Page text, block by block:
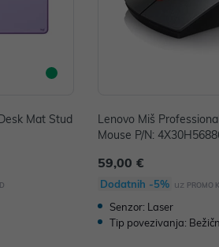
Mat Stud
Lenovo Miš
Mouse P/N:
59,00 €
Dodatnih -5% uz PROMO
Senzor: Laser
Tip povezivanja: